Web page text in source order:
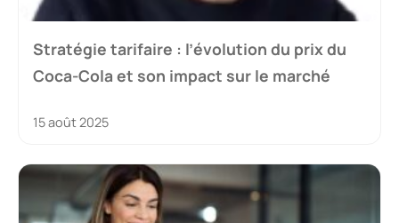
Stratégie tarifaire : l’évolution du prix du
Coca-Cola et son impact sur le marché
15 août 2025